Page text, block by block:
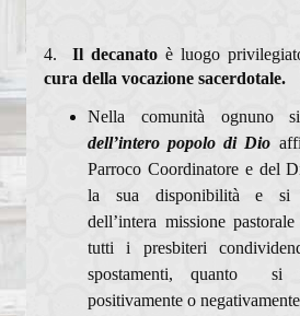
4. Il decanato è luogo
cura della vocazione sacerdotale.
Nella comunità ognuno
dell’intero popolo di Dio
Parroco Coordinatore e del
la sua disponibilità e si
dell’intera missione
tutti i presbiteri
spostamenti, quanto si
positivamente o